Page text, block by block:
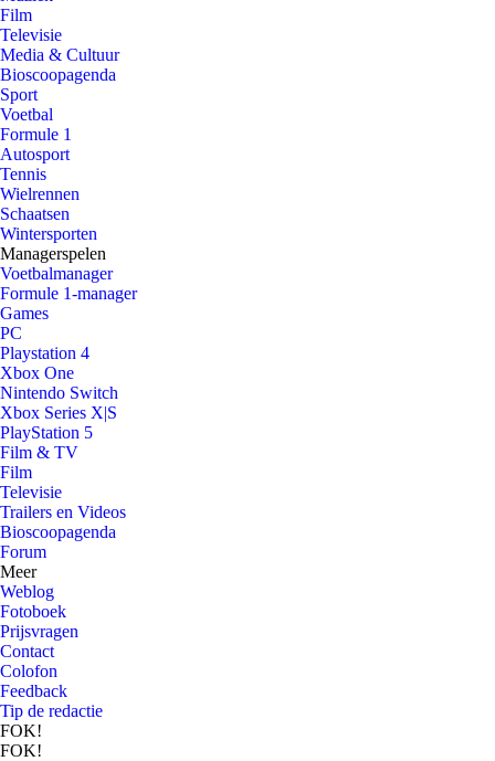
Film
Televisie
Media & Cultuur
Bioscoopagenda
Sport
Voetbal
Formule 1
Autosport
Tennis
Wielrennen
Schaatsen
Wintersporten
Managerspelen
Voetbalmanager
Formule 1-manager
Games
PC
Playstation 4
Xbox One
Nintendo Switch
Xbox Series X|S
PlayStation 5
Film & TV
Film
Televisie
Trailers en Videos
Bioscoopagenda
Forum
Meer
Weblog
Fotoboek
Prijsvragen
Contact
Colofon
Feedback
Tip de redactie
FOK!
FOK!